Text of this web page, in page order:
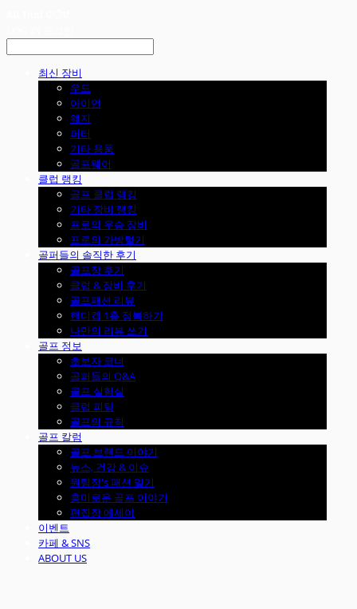
최신 장비
우드
아이언
웨지
퍼터
기타 용품
골프웨어
클럽 랭킹
골프 클럽 랭킹
기타 장비 랭킹
프로의 우승 장비
프로의 가방털기
골퍼들의 솔직한 후기
골프장 후기
클럽 & 장비 후기
골프패션 리뷰
핸디캡 1홀 정복하기
나만의 리뷰 쓰기
골프 정보
초보자 코너
골퍼들의 Q&A
골프 실험실
클럽 피팅
골프의 규칙
골프 칼럼
골프 브랜드 이야기
뉴스, 건강 & 이슈
원팀장's 패션 일기
흥미로운 골프 이야기
편집장 에세이
이벤트
카페 & SNS
ABOUT US